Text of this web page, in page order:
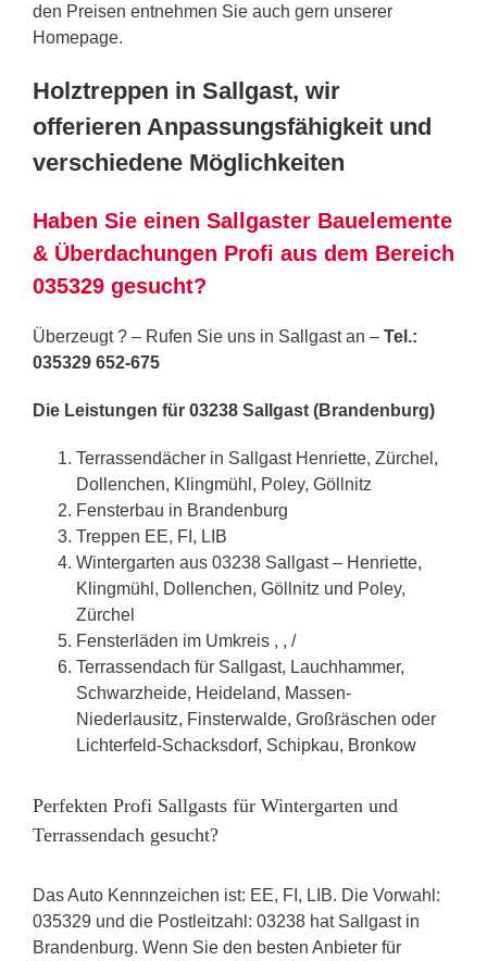
den Preisen entnehmen Sie auch gern unserer
Homepage.
Holztreppen in Sallgast, wir
offerieren Anpassungsfähigkeit und
verschiedene Möglichkeiten
Haben Sie einen Sallgaster Bauelemente
& Überdachungen Profi aus dem Bereich
035329 gesucht?
Überzeugt ? – Rufen Sie uns in Sallgast an – Tel.:
035329 652-675
Die Leistungen für 03238 Sallgast (Brandenburg)
Terrassendächer in Sallgast Henriette, Zürchel,
Dollenchen, Klingmühl, Poley, Göllnitz
Fensterbau in Brandenburg
Treppen EE, FI, LIB
Wintergarten aus 03238 Sallgast – Henriette,
Klingmühl, Dollenchen, Göllnitz und Poley,
Zürchel
Fensterläden im Umkreis , , /
Terrassendach für Sallgast, Lauchhammer,
Schwarzheide, Heideland, Massen-
Niederlausitz, Finsterwalde, Großräschen oder
Lichterfeld-Schacksdorf, Schipkau, Bronkow
Perfekten Profi Sallgasts für Wintergarten und
Terrassendach gesucht?
Das Auto Kennnzeichen ist: EE, FI, LIB. Die Vorwahl:
035329 und die Postleitzahl: 03238 hat Sallgast in
Brandenburg. Wenn Sie den besten Anbieter für